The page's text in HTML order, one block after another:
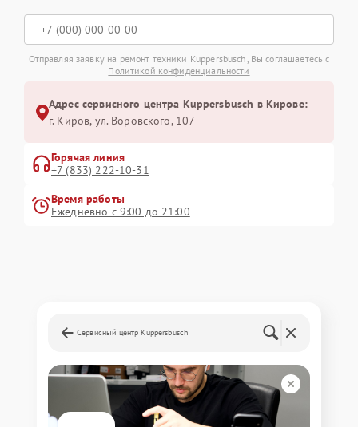
Отправляя заявку на ремонт техники Kuppersbusch, Вы соглашаетесь с
Политикой конфиденциальности
Адрес сервисного центра Kuppersbusch в Кирове:
г. Киров, ул. Воровского, 107
Горячая линия
+7 (833) 222-10-31
Время работы
Ежедневно с 9:00 до 21:00
Сервисный центр Kuppersbusch